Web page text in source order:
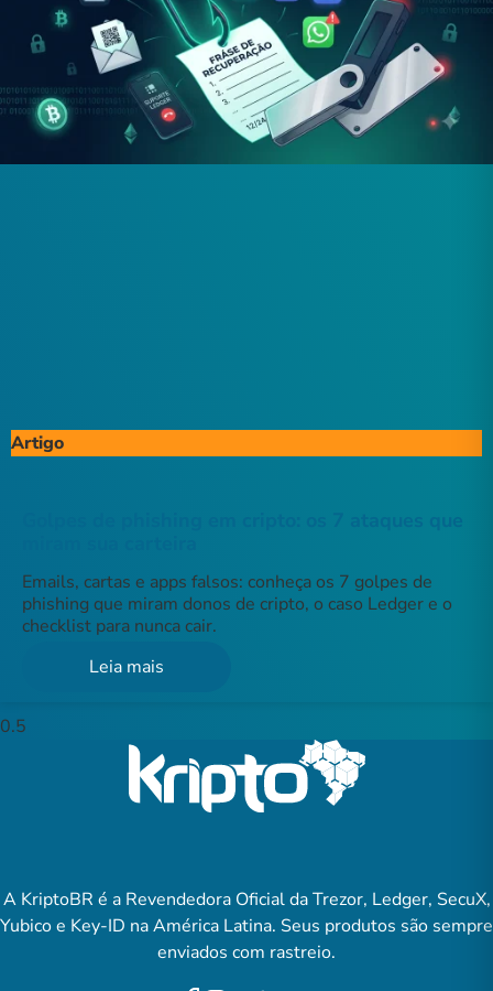
Artigo
Emails, cartas e apps falsos: conheça os 7 golpes de
phishing que miram donos de cripto, o caso Ledger e o
checklist para nunca cair.
Leia mais
A KriptoBR é a Revendedora Oficial da Trezor, Ledger, SecuX,
Yubico e Key-ID na América Latina. Seus produtos são sempre
enviados com rastreio.